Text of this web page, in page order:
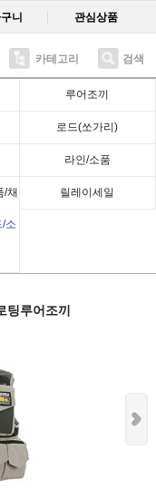
니 관심상품
카테고리 검색
루어조끼
로드(쏘가리)
라인/소품
/채
소
릴레이세일
Recent
팅루어조끼